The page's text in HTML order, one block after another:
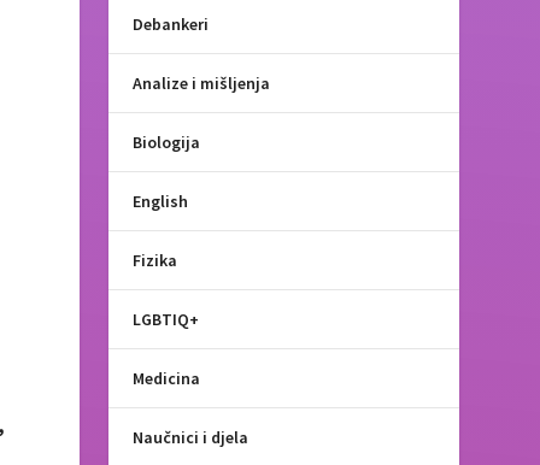
Debankeri
Analize i mišljenja
Biologija
English
Fizika
LGBTIQ+
Medicina
Naučnici i djela